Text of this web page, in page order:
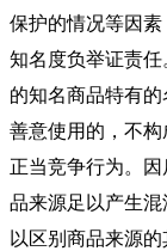
保护的情况等因
知名度负举证责
的知名商品特有
善意使用的，不
正当竞争行为。
品来源足以产生
以区别商品来源